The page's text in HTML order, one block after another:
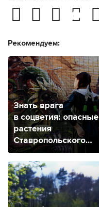
Рекомендуем:
Знать врага
в соцветия: опасные
растения
Ставропольского
края